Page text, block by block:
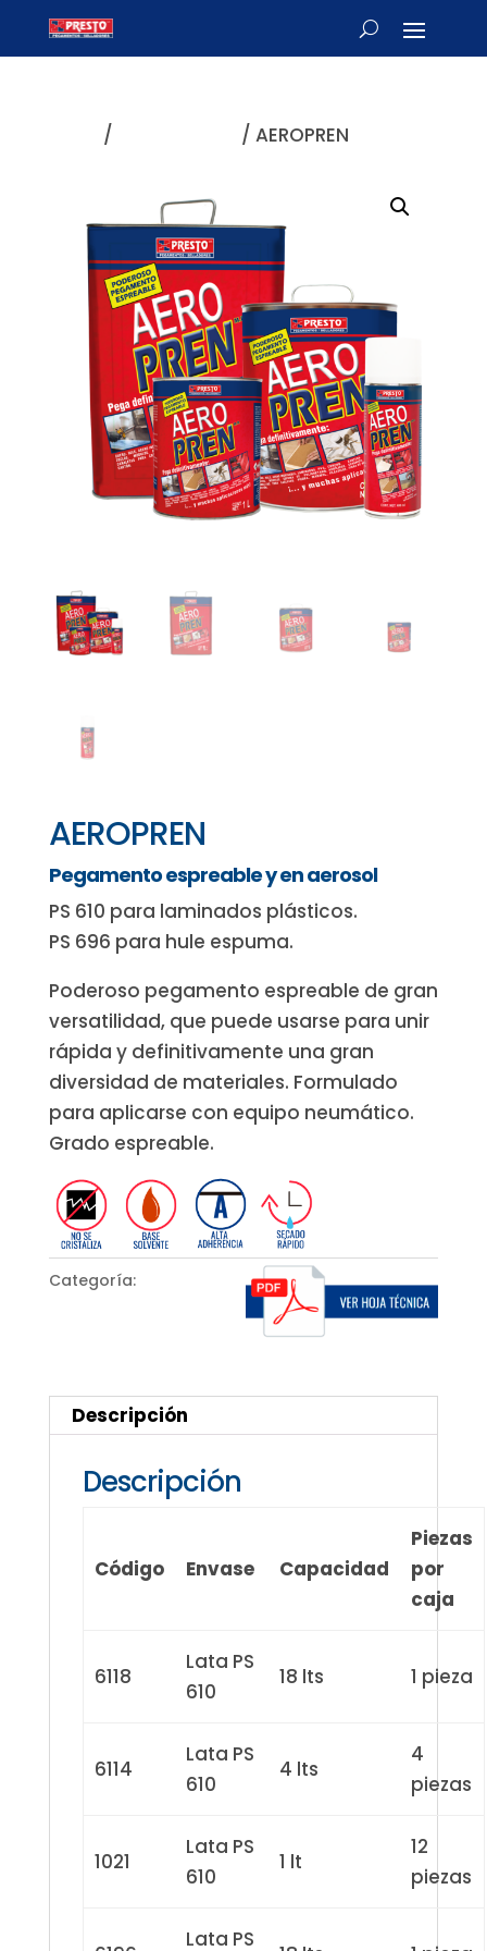
/ / AEROPREN
AEROPREN
Pegamento espreable y en aerosol
PS 610 para laminados plásticos.
PS 696 para hule espuma.
Poderoso pegamento espreable de gran
versatilidad, que puede usarse para unir
rápida y definitivamente una gran
diversidad de materiales. Formulado
para aplicarse con equipo neumático.
Grado espreable.
Categoría:
Descripción
Descripción
Código Envase Capacidad
Piezas
por
caja
6118
Lata PS
610
18 lts 1 pieza
6114
Lata PS
610
4 lts
4
piezas
1021
Lata PS
610
1 lt
12
piezas
Lata PS